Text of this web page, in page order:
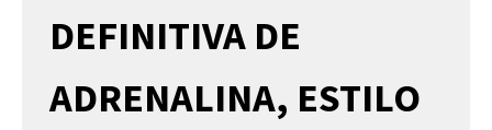
DEFINITIVA DE
ADRENALINA, ESTILO